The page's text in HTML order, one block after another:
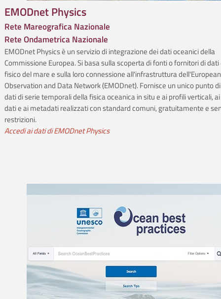
EMODnet Physics
Rete Mareografica Nazionale
Rete Ondametrica Nazionale
EMODnet Physics è un servizio di integrazione dei dati oceanici della
Commissione Europea. Si basa sulla scoperta di fonti o fornitori di
fisico del mare e sulla loro connessione all'infrastruttura
Observation and Data Network (EMODnet). Fornisce un unico punto
dati di serie temporali della fisica oceanica in situ e ai profili verticali,
dati e ai metadati realizzati con standard comuni, gratuitamente e
restrizioni.
Accedi ai dati di EMODnet Physics